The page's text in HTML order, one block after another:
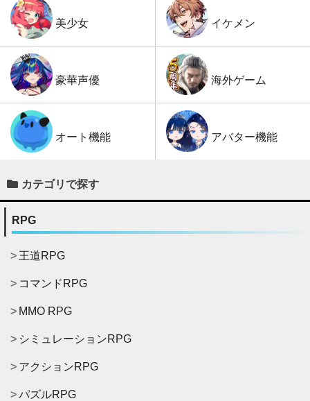
美少女 イケメン
豪華声優 海外ゲーム
オート機能 アバター機能
カテゴリで探す
RPG
王道RPG
コマンドRPG
MMO RPG
シミュレーションRPG
アクションRPG
パズルRPG